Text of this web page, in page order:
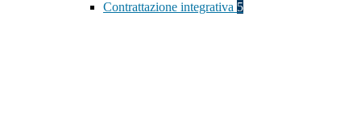
Contrattazione integrativa 5